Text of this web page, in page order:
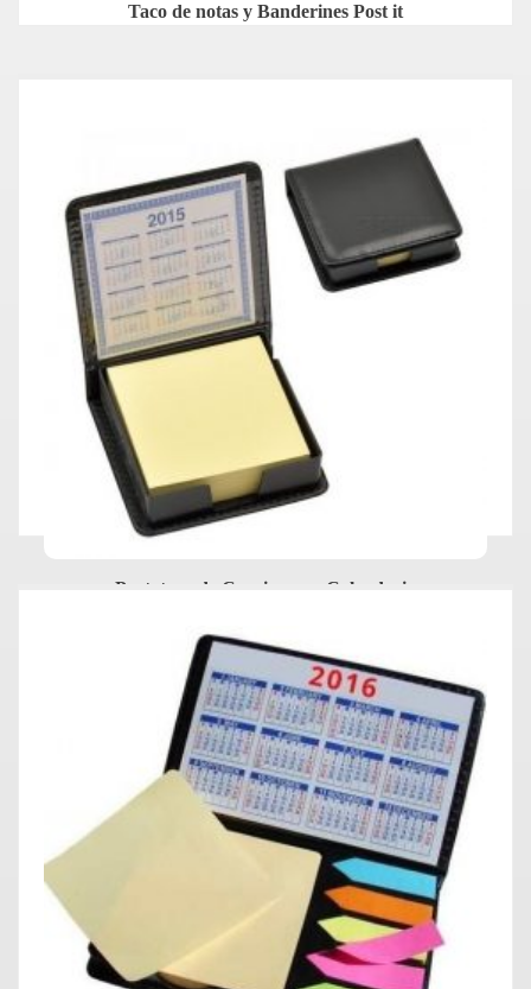
Taco de notas y Banderines Post it
Portataco de Cuerina con Calendario